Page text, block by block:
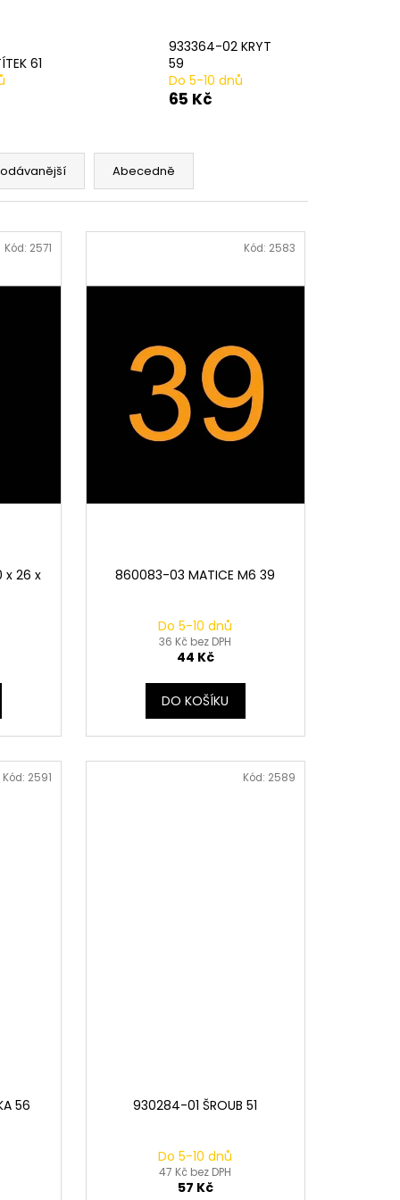
61
933364-02 KRYT
59
Do 5-10 dnů
65 Kč
Abecedně
x 26 x
Kód: 2571
860083-03 MATICE M6 39
Do 5-10 dnů
36 Kč bez DPH
44 Kč
DO KOŠÍKU
Kód: 2583
56
Kód: 2591
930284-01 ŠROUB 51
Do 5-10 dnů
47 Kč bez DPH
57 Kč
Kód: 2589